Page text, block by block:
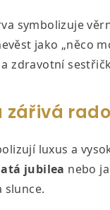
symbolizuje
jako „něco
zdravotní
zářivá
luxus a
jubilea nebo
slunce.